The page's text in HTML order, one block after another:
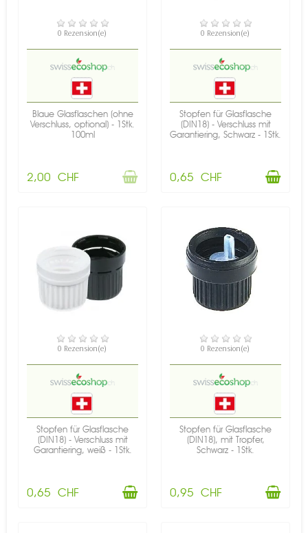
NICHT AUF LAGER
0 Rezension(e)
Blaue Glasflaschen (ohne
Verschluss, optional) - 1Stk.
100ml
2,00 CHF
VERFÜGBAR
0 Rezension(e)
Stopfen für Glasflasche
(DIN18) - Verschluss mit
Garantiering, Schwarz - 1Stk.
0,65 CHF
VERFÜGBAR
0 Rezension(e)
Stopfen für Glasflasche
(DIN18) - Verschluss mit
Garantiering, weiß - 1Stk.
0,65 CHF
VERFÜGBAR
0 Rezension(e)
Stopfen für Glasflasche
(DIN18), mit Tropfer,
Schwarz - 1Stk.
0,95 CHF